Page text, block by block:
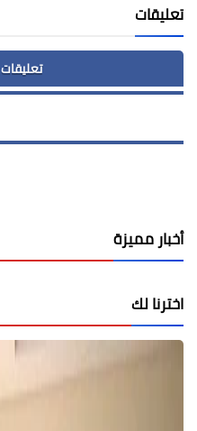
تعليقات
تعليقات Facebook
أخبار مميزة
اخترنا لك